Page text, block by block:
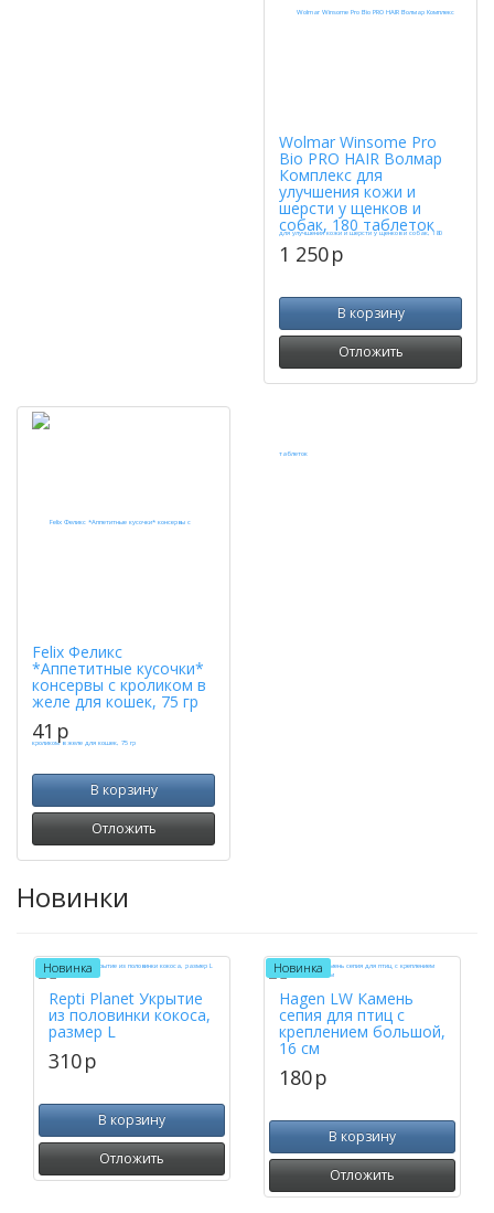
Wolmar Winsome Pro
Bio PRO HAIR Волмар
Комплекс для
улучшения кожи и
шерсти у щенков и
собак, 180 таблеток
1 250p
В корзину
Отложить
Felix Феликс
*Аппетитные кусочки*
консервы с кроликом в
желе для кошек, 75 гр
41 p
В корзину
Отложить
Новинки
Новинка
Repti Planet Укрытие
из половинки кокоса,
размер L
310p
В корзину
Отложить
Новинка
Hagen LW Камень
сепия для птиц с
креплением большой,
16 см
180p
В корзину
Отложить